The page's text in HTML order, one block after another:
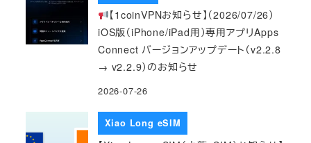
【1coinVPNお知らせ】（2026/07/26）
iOS版（iPhone/iPad用）専用アプリApps
Connect バージョンアップデート（v2.2.8
→ v2.2.9）のお知らせ
2026-07-26
Xiao Long eSIM